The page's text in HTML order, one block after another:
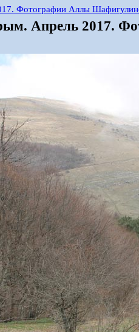
Фотографии Аллы
Апрель 2017.